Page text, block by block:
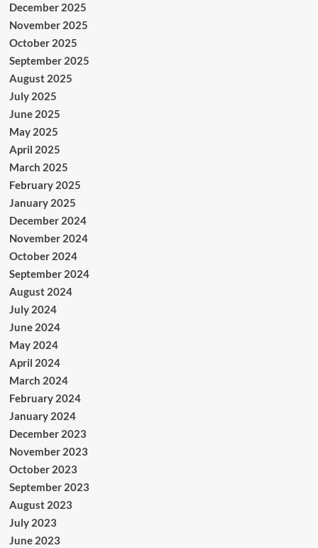
December 2025
November 2025
October 2025
September 2025
August 2025
July 2025
June 2025
May 2025
April 2025
March 2025
February 2025
January 2025
December 2024
November 2024
October 2024
September 2024
August 2024
July 2024
June 2024
May 2024
April 2024
March 2024
February 2024
January 2024
December 2023
November 2023
October 2023
September 2023
August 2023
July 2023
June 2023